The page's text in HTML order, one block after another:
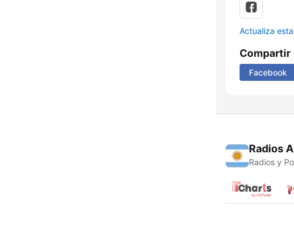
Actualiza
Compartir
Facebook
Radios
Radios y